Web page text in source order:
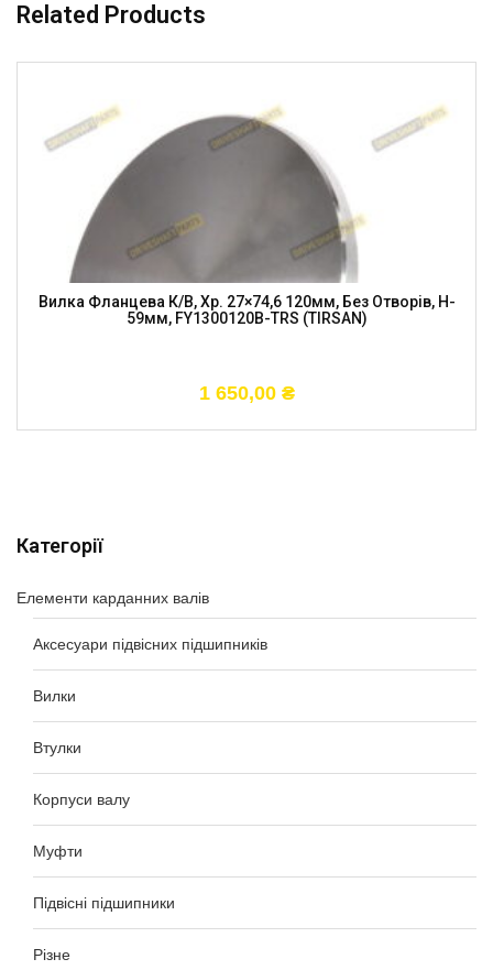
Категорії
Елементи карданних валів
Аксесуари підвісних підшипників
Вилки
Втулки
Корпуси валу
Муфти
Підвісні підшипники
Різне
Related Products
Вилка Фланцева К/в, Хр. 27×74,6 120мм, Без Отворів, H-
59мм, FY1300120B-TRS (TIRSAN)
1 650,00 ₴